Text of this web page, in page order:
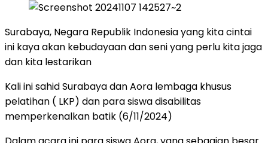
Surabaya, Negara Republik Indonesia yang kita cintai
ini kaya akan kebudayaan dan seni yang perlu kita jaga
dan kita lestarikan
Kali ini sahid Surabaya dan Aora lembaga khusus
pelatihan ( LKP) dan para siswa disabilitas
memperkenalkan batik (6/11/2024)